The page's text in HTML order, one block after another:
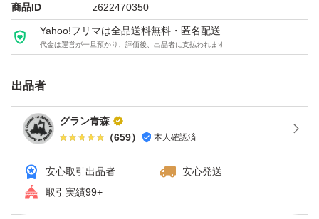
【内量量】 500g
【賞味期限】 常温3ヶ月間
【保存方法】 直射日光を避け温度の低い所で
保管お願い致します。
宜しくお願い致します。(^^)
商品ID z622470350
Yahoo!フリマは全品送料無料・匿名配送
代金は運営が一旦預かり、評価後、出品者に支払われます
出品者
グラン青森
（659） 本人確認済
安心取引出品者
安心発送
取引実績99+